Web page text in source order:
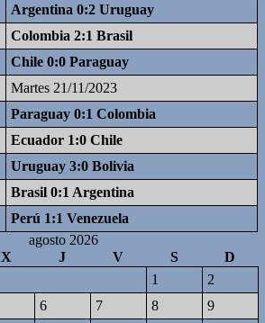
Argentina 0:2 Uruguay
Colombia 2:1 Brasil
Chile 0:0 Paraguay
Martes 21/11/2023
Paraguay 0:1 Colombia
Ecuador 1:0 Chile
Uruguay 3:0 Bolivia
Brasil 0:1 Argentina
Perú 1:1 Venezuela
agosto 2026
X J V S
D
1
2
6 7 8
9